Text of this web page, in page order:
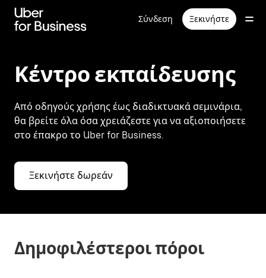
κύριο
Σύνδεση Ξεκινήστε
Κέντρο εκπαίδευσης
Από οδηγούς χρήσης έως διαδικτυακά σεμινάρια,
θα βρείτε όλα όσα χρειάζεστε για να αξιοποιήσετε
στο έπακρο το Uber for Business.
Ξεκινήστε δωρεάν
Δημοφιλέστεροι πόροι